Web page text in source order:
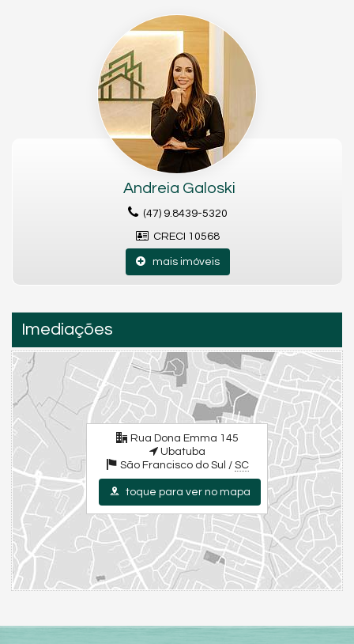
Andreia Galoski
(47) 9.8439-5320
CRECI 10568
mais imóveis
Imediações
Rua Dona Emma 145
Ubatuba
São Francisco do Sul / SC
toque para ver no mapa